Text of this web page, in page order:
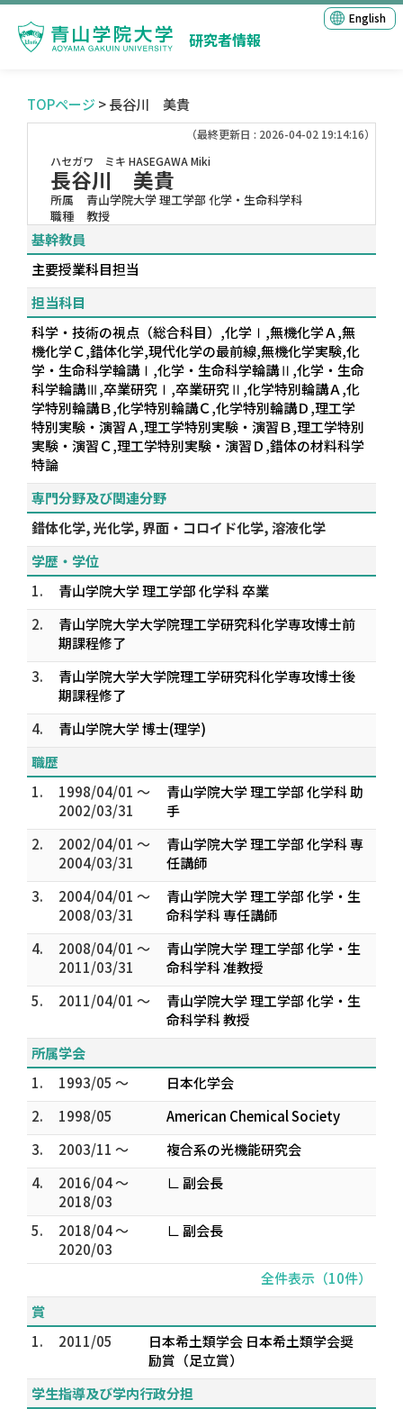
研究者情報
English
TOPページ > 長谷川 美貴
（最終更新日 : 2026-04-02 19:14:16）
ハセガワ ミキ HASEGAWA Miki
長谷川 美貴
所属
青山学院大学 理工学部 化学・生命科学科
職種
教授
基幹教員
主要授業科目担当
担当科目
科学・技術の視点（総合科目）,化学Ⅰ,無機化学Ａ,無
機化学Ｃ,錯体化学,現代化学の最前線,無機化学実験,化
学・生命科学輪講Ⅰ,化学・生命科学輪講Ⅱ,化学・生命
科学輪講Ⅲ,卒業研究Ⅰ,卒業研究Ⅱ,化学特別輪講Ａ,化
学特別輪講Ｂ,化学特別輪講Ｃ,化学特別輪講Ｄ,理工学
特別実験・演習Ａ,理工学特別実験・演習Ｂ,理工学特別
実験・演習Ｃ,理工学特別実験・演習Ｄ,錯体の材料科学
特論
専門分野及び関連分野
錯体化学, 光化学, 界面・コロイド化学, 溶液化学
学歴・学位
1.
青山学院大学 理工学部 化学科 卒業
2.
青山学院大学大学院理工学研究科化学専攻博士前
期課程修了
3.
青山学院大学大学院理工学研究科化学専攻博士後
期課程修了
4.
青山学院大学 博士(理学)
職歴
1.
1998/04/01 ～
2002/03/31
青山学院大学 理工学部 化学科 助
手
2.
2002/04/01 ～
2004/03/31
青山学院大学 理工学部 化学科 専
任講師
3.
2004/04/01 ～
2008/03/31
青山学院大学 理工学部 化学・生
命科学科 専任講師
4.
2008/04/01 ～
2011/03/31
青山学院大学 理工学部 化学・生
命科学科 准教授
5.
2011/04/01 ～
青山学院大学 理工学部 化学・生
命科学科 教授
所属学会
1.
1993/05 ～
日本化学会
2.
1998/05
American Chemical Society
3.
2003/11 ～
複合系の光機能研究会
4.
2016/04 ～
2018/03
∟ 副会長
5.
2018/04 ～
2020/03
∟ 副会長
全件表示（10件）
賞
1.
2011/05
日本希土類学会 日本希土類学会奨
励賞（足立賞）
学生指導及び学内行政分担